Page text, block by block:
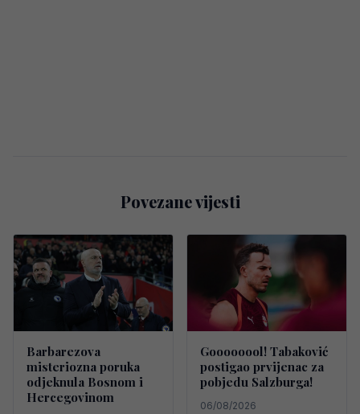
Povezane vijesti
Barbarezova
misteriozna poruka
odjeknula Bosnom i
Hercegovinom
Goooooool! Tabaković
postigao prvijenac za
pobjedu Salzburga!
06/08/2026